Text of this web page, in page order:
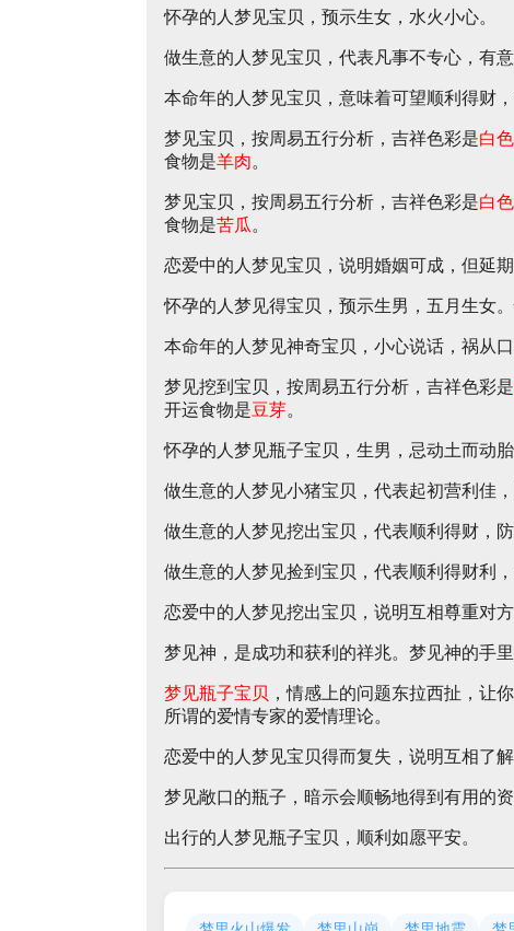
怀孕的人梦见宝贝，预示生女，水火小心。
做生意的人梦见宝贝，代表凡事不专心，有
本命年的人梦见宝贝，意味着可望顺利得财
梦见宝贝，按周易五行分析，吉祥色彩是白色
食物是羊肉。
梦见宝贝，按周易五行分析，吉祥色彩是白色
食物是苦瓜 。
恋爱中的人梦见宝贝，说明婚姻可成，但延期
怀孕的人梦见得宝贝，预示生男，五月生女。
本命年的人梦见神奇宝贝，小心说话，祸从
梦见挖到宝贝，按周易五行分析，吉祥色彩是
开运食物是豆芽。
怀孕的人梦见瓶子宝贝，生男，忌动土而动胎
做生意的人梦见小猪宝贝，代表起初营利佳
做生意的人梦见挖出宝贝，代表顺利得财，
做生意的人梦见捡到宝贝，代表顺利得财利
恋爱中的人梦见挖出宝贝，说明互相尊重对
梦见神，是成功和获利的祥兆。梦见神的手
梦见瓶子宝贝 ，情感上的问题东拉西扯，让
所谓的爱情专家的爱情理论。
恋爱中的人梦见宝贝得而复失，说明互相了
梦见敞口的瓶子，暗示会顺畅地得到有用的资
出行的人梦见瓶子宝贝，顺利如愿平安。